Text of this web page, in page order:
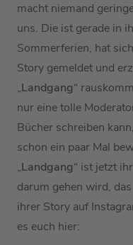
macht niemand
uns. Die ist gerade in
Sommerferien, hat
Story gemeldet und
„Landgang“
nur eine tolle
Bücher schreiben
schon ein paar Mal
„Landgang“ ist jetzt
darum gehen wird,
ihrer Story auf
es euch hier: